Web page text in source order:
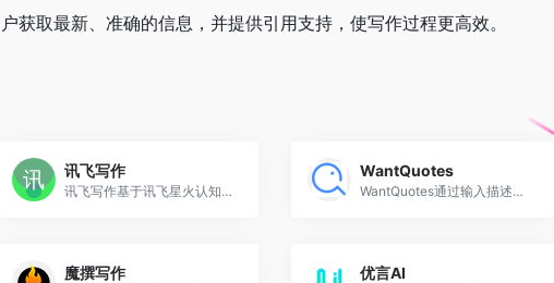
获取最新、准确的信息，并提供引用支持，使写作过程更高效。
讯飞写作
讯飞写作基于讯飞星火认知大模型能力
WantQuotes
WantQuotes通过输入描述快速查找名言、古诗词、谚语等，助力语言学习与写作
魔撰写作 优言AI